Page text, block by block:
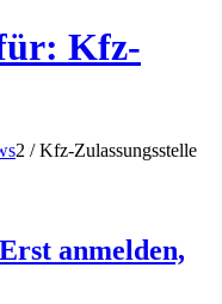
Kfz-
2 / Kfz-Zulassungsstelle
anmelden,